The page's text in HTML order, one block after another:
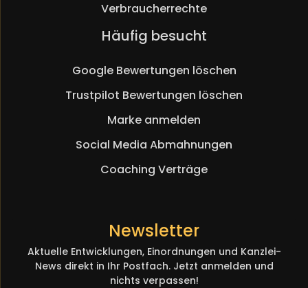
Verbraucherrechte
Häufig besucht
Google Bewertungen löschen
Trustpilot Bewertungen löschen
Marke anmelden
Social Media Abmahnungen
Coaching Verträge
Newsletter
Aktuelle Entwicklungen, Einordnungen und Kanzlei-
News direkt in Ihr Postfach. Jetzt anmelden und
nichts verpassen!